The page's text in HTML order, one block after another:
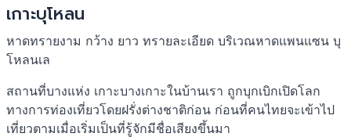
เกาะบุโหลน
หาดทรายงาม กว้าง ยาว ทรายละเอียด บริเวณหาดแพนแซน บุ
โหลนเล
สถานที่บางแห่ง เกาะบางเกาะในบ้านเรา ถูกบุกเบิกเปิดโลก
ทางการท่องเที่ยวโดยฝรั่งต่างชาติก่อน ก่อนที่คนไทยจะเข้าไป
เที่ยวตามเมื่อเริ่มเป็นที่รู้จักมีชื่อเสียงขึ้นมา